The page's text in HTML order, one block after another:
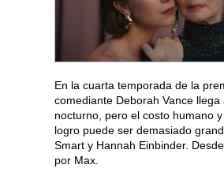
En la cuarta temporada de la
comediante Deborah Vance llega
nocturno, pero el costo humano
logro puede ser demasiado
Smart y Hannah Einbinder.
por Max.